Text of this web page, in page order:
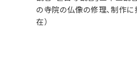
の寺院の仏像の修理、制作に
在）